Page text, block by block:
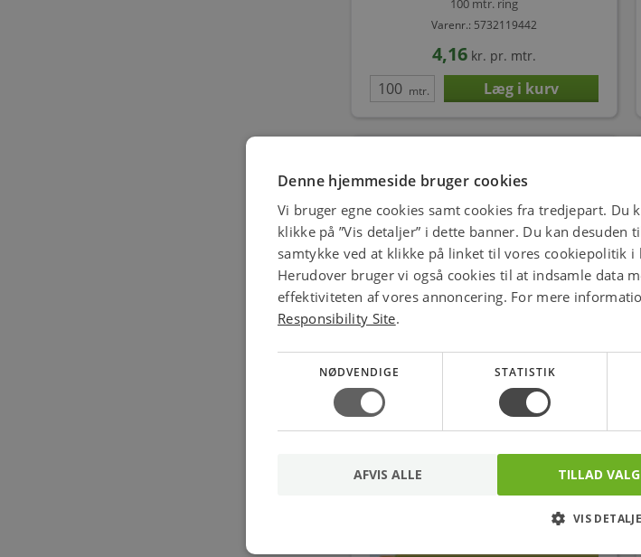
100 mtr. ring
Varenr.: 5732119442
4,16 kr. pr. mtr.
mtr.
NKT Ledning PVT 1x0,75 H05V-K, violet
pr. mtr.
Denne hjemmeside bruger cookies
Vi bruger egne cookies samt cookies fra tredjepart. Du
klikke på ”Vis detaljer” i dette banner. Du kan
samtykke ved at klikke på linket til vores cookiepolitik i
Herudover bruger vi også cookies til at indsamle data
effektiviteten af vores annoncering. For mere
Responsibility Site.
NØDVENDIGE STATISTIK
TILLAD
AFVIS ALLE
VIS